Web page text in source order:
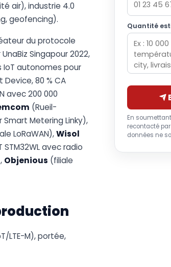
air), industrie 4.0
geofencing).
du protocole
Singapour 2022,
IoT autonomes pour
80 % CA
avec 200 000
(Rueil-
Metering Linky),
LoRaWAN),Wisol
avec radio
Objenious (filiale
LTE-M), portée,
Quantité
En
recontacté
données ne